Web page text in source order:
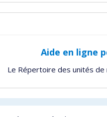
Aide en ligne
Le Répertoire des unités